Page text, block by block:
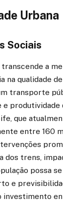
Urbana
Sociais
a
qualidade de
transporte
que
entre 160
dos trens,
possa
e
investimento